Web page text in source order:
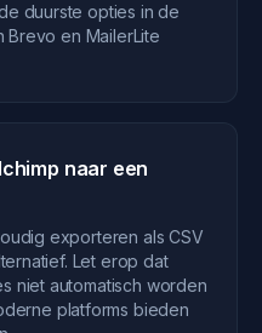
duurste opties in de
Brevo en MailerLite
naar een
exporteren als CSV
Let erop dat
niet automatisch worden
platforms bieden